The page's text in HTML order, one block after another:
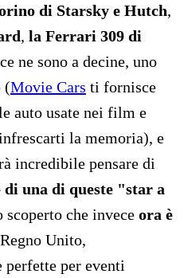
di Starsky e Hutch,
, la Ferrari 309 di
ne sono a decine, uno
(Movie Cars ti fornisce
auto usate nei film e
la memoria), e
incredibile pensare di
una di queste "star a
scoperto che invece ora è
Unito,
perfette per eventi